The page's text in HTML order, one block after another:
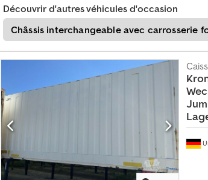
Découvrir d'autres véhicules d'occasion
Châssis interchangeable avec carrosserie